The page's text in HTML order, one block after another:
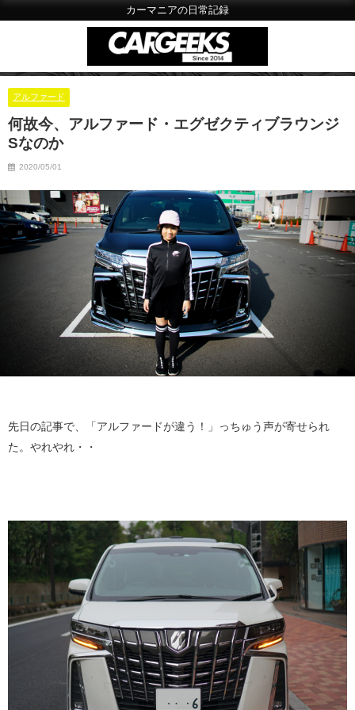
カーマニアの日常記録
アルファード
何故今、アルファード・エグゼクティブラウンジ
Sなのか
2020/05/01
先日の記事で、「アルファードが違う！」っちゅう声が寄せられ
た。やれやれ・・